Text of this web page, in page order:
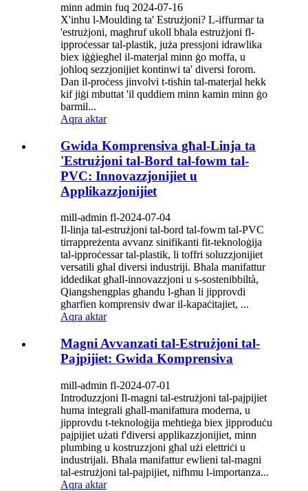
minn admin fuq 2024-07-16
X'inhu l-Moulding ta' Estrużjoni? L-iffurmar ta
'estrużjoni, magħruf ukoll bħala estrużjoni fl-
ipproċessar tal-plastik, juża pressjoni idrawlika
biex iġġiegħel il-materjal minn ġo moffa, u
joħloq sezzjonijiet kontinwi ta' diversi forom.
Dan il-proċess jinvolvi t-tisħin tal-materjal hekk
kif jiġi mbuttat 'il quddiem minn kamin minn ġo
barmil...
Aqra aktar
Gwida Komprensiva għal-Linja ta
'Estrużjoni tal-Bord tal-fowm tal-
PVC: Innovazzjonijiet u
Applikazzjonijiet
mill-admin fl-2024-07-04
Il-linja tal-estrużjoni tal-bord tal-fowm tal-PVC
tirrappreżenta avvanz sinifikanti fit-teknoloġija
tal-ipproċessar tal-plastik, li toffri soluzzjonijiet
versatili għal diversi industriji. Bħala manifattur
iddedikat għall-innovazzjoni u s-sostenibbiltà,
Qiangshengplas għandu l-għan li jipprovdi
għarfien komprensiv dwar il-kapaċitajiet, ...
Aqra aktar
Magni Avvanzati tal-Estrużjoni tal-
Pajpijiet: Gwida Komprensiva
mill-admin fl-2024-07-01
Introduzzjoni Il-magni tal-estrużjoni tal-pajpijiet
huma integrali għall-manifattura moderna, u
jipprovdu t-teknoloġija meħtieġa biex jipproduċu
pajpijiet użati f'diversi applikazzjonijiet, minn
plumbing u kostruzzjoni għal użi elettriċi u
industrijali. Bħala manifattur ewlieni tal-magni
tal-estrużjoni tal-pajpijiet, nifhmu l-importanza...
Aqra aktar